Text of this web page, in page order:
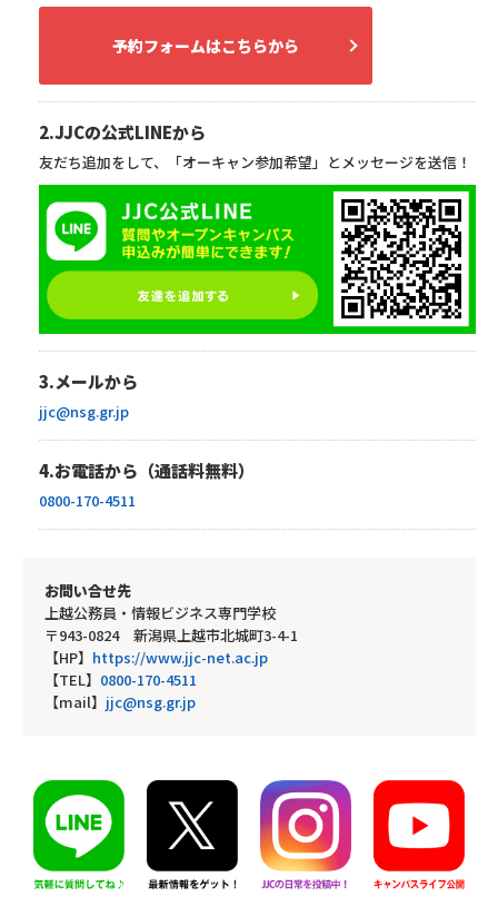
予約フォームはこちらから
2.JJCの公式LINEから
友だち追加をして、「オーキャン参加希望」とメッセージを送信！
3.メールから
jjc@nsg.gr.jp
4.お電話から（通話料無料）
0800-170-4511
お問い合せ先
上越公務員・情報ビジネス専門学校
〒943-0824 新潟県上越市北城町3-4-1
【HP】 https://www.jjc-net.ac.jp
【TEL】 0800-170-4511
【mail】 jjc@nsg.gr.jp